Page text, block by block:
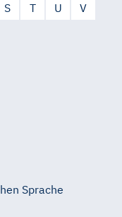
S T U
V
Sprache